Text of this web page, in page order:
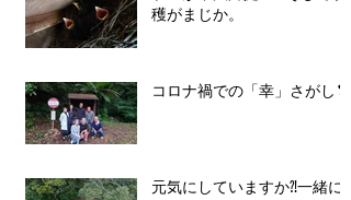
穫がまじか。
コロナ禍での「幸」さがし❣
元気にしていますか⁈一緒に